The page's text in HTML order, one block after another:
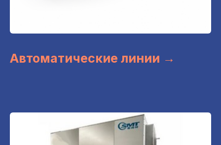
Автоматические линии →